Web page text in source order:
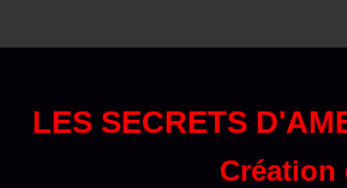
LES SECRETS
Création